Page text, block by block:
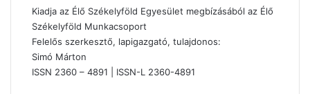
Kiadja az Élő Székelyföld Egyesület megbízásából az Élő
Székelyföld Munkacsoport
Felelős szerkesztő, lapigazgató, tulajdonos:
Simó Márton
ISSN 2360 – 4891 | ISSN-L 2360-4891